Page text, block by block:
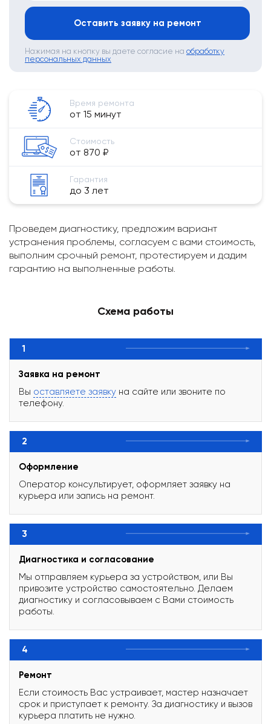
Оставить заявку на ремонт
Нажимая на кнопку вы даете согласие на обработку
персональных данных
Время ремонта
от 15 минут
Стоимость
от 870 ₽
Гарантия
до 3 лет
Проведем диагностику, предложим вариант
устранения проблемы, согласуем с вами стоимость,
выполним срочный ремонт, протестируем и дадим
гарантию на выполненные работы.
Схема работы
1
Заявка на ремонт
Вы оставляете заявку на сайте или звоните по
телефону.
2
Оформление
Оператор консультирует, оформляет заявку на
курьера или запись на ремонт.
3
Диагностика и согласование
Мы отправляем курьера за устройством, или Вы
привозите устройство самостоятельно. Делаем
диагностику и согласовываем с Вами стоимость
работы.
4
Ремонт
Если стоимость Вас устраивает, мастер назначает
срок и приступает к ремонту. За диагностику и вызов
курьера платить не нужно.